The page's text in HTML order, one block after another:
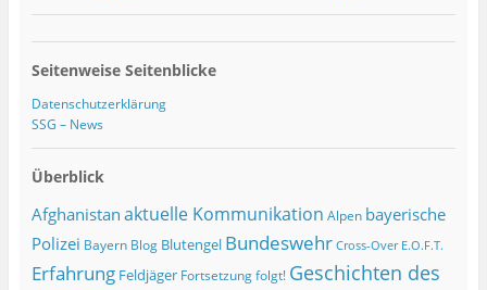
Seitenweise Seitenblicke
Datenschutzerklärung
SSG – News
Überblick
Afghanistanaktuelle Kommunikation Alpen bayerische
Polizei Bayern Blog Blutengel Bundeswehr Cross-Over E.O.F.T.
Erfahrung Feldjäger Fortsetzung folgt! Geschichten des